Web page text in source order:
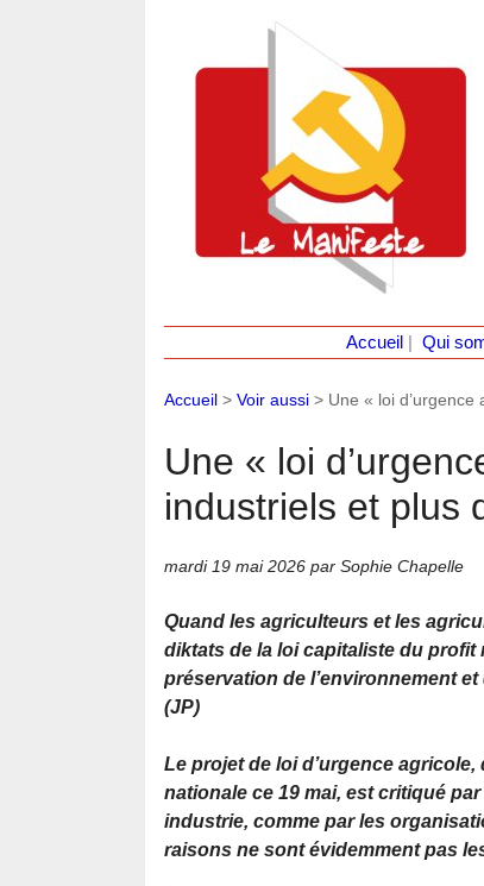
Accueil Qui
Accueil > Voir aussi > Une « loi
Une « loi
industriels et plus
mardi 19 mai 2026 par Sophie Chapelle
Quand les agriculteurs et les
diktats de la loi capitaliste du profit
préservation de l’environnement
(JP)
Le projet de loi d’urgence agricole,
nationale ce 19 mai, est critiqué par
industrie, comme par les
raisons ne sont évidemment pas